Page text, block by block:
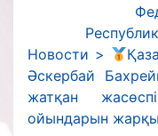
Республики
Новости >
Әскербай
жатқан
ойындарын